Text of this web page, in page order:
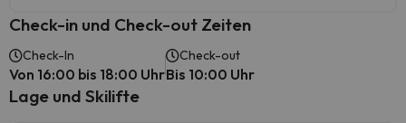
Check-in und Check-out Zeiten
Check-In
Von 16:00 bis 18:00 Uhr
Check-out
Bis 10:00 Uhr
Lage und Skilifte